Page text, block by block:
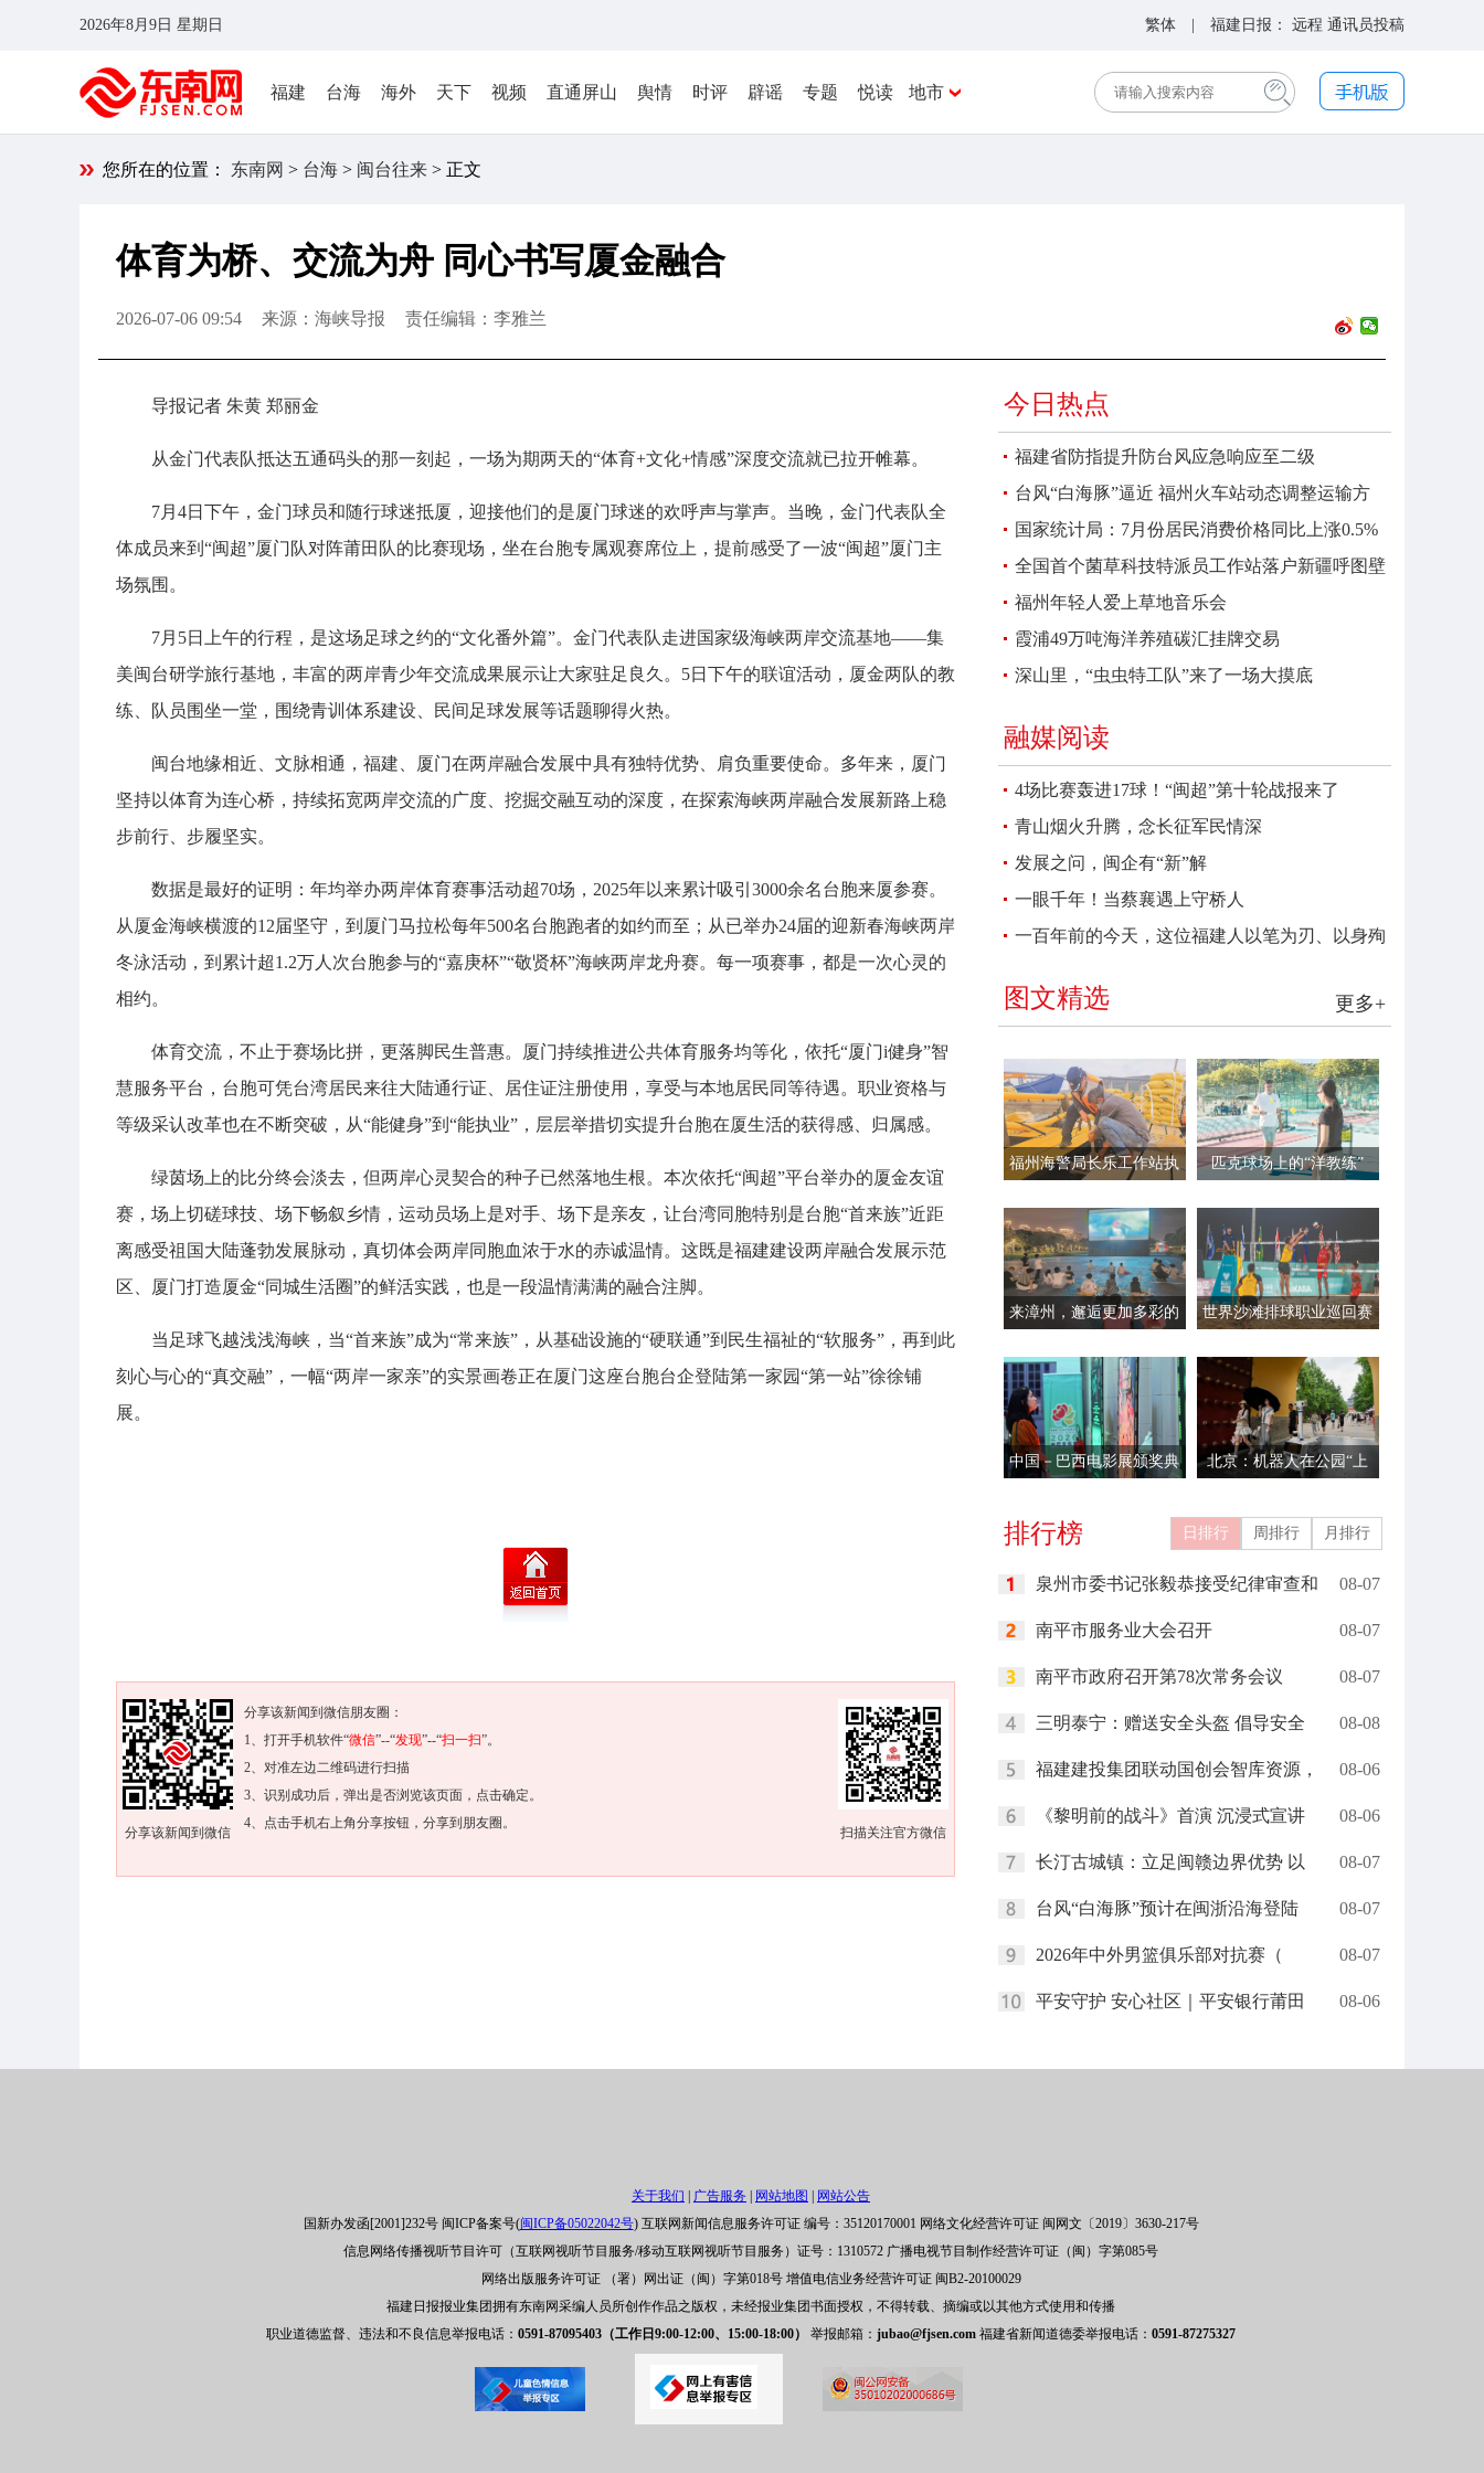
2026年8月9日 星期日 繁体 | 福建日报： 远程 通讯员投稿
福建 台海 海外 天下 视频 直通屏山 舆情 时评 辟谣 专题 悦读 地市
您所在的位置： 东南网 > 台海 > 闽台往来 > 正文
体育为桥、交流为舟 同心书写厦金融合
2026-07-06 09:54 来源：海峡导报 责任编辑：李雅兰
导报记者 朱黄 郑丽金
从金门代表队抵达五通码头的那一刻起，一场为期两天的“体育+文化+情感”深度交流就已拉开帷幕。
7月4日下午，金门球员和随行球迷抵厦，迎接他们的是厦门球迷的欢呼声与掌声。当晚，金门代表队全
体成员来到“闽超”厦门队对阵莆田队的比赛现场，坐在台胞专属观赛席位上，提前感受了一波“闽超”厦门主
场氛围。
7月5日上午的行程，是这场足球之约的“文化番外篇”。金门代表队走进国家级海峡两岸交流基地——集
美闽台研学旅行基地，丰富的两岸青少年交流成果展示让大家驻足良久。5日下午的联谊活动，厦金两队的教
练、队员围坐一堂，围绕青训体系建设、民间足球发展等话题聊得火热。
闽台地缘相近、文脉相通，福建、厦门在两岸融合发展中具有独特优势、肩负重要使命。多年来，厦门
坚持以体育为连心桥，持续拓宽两岸交流的广度、挖掘交融互动的深度，在探索海峡两岸融合发展新路上稳
步前行、步履坚实。
数据是最好的证明：年均举办两岸体育赛事活动超70场，2025年以来累计吸引3000余名台胞来厦参赛。
从厦金海峡横渡的12届坚守，到厦门马拉松每年500名台胞跑者的如约而至；从已举办24届的迎新春海峡两岸
冬泳活动，到累计超1.2万人次台胞参与的“嘉庚杯”“敬贤杯”海峡两岸龙舟赛。每一项赛事，都是一次心灵的
相约。
体育交流，不止于赛场比拼，更落脚民生普惠。厦门持续推进公共体育服务均等化，依托“厦门i健身”智
慧服务平台，台胞可凭台湾居民来往大陆通行证、居住证注册使用，享受与本地居民同等待遇。职业资格与
等级采认改革也在不断突破，从“能健身”到“能执业”，层层举措切实提升台胞在厦生活的获得感、归属感。
绿茵场上的比分终会淡去，但两岸心灵契合的种子已然落地生根。本次依托“闽超”平台举办的厦金友谊
赛，场上切磋球技、场下畅叙乡情，运动员场上是对手、场下是亲友，让台湾同胞特别是台胞“首来族”近距
离感受祖国大陆蓬勃发展脉动，真切体会两岸同胞血浓于水的赤诚温情。这既是福建建设两岸融合发展示范
区、厦门打造厦金“同城生活圈”的鲜活实践，也是一段温情满满的融合注脚。
当足球飞越浅浅海峡，当“首来族”成为“常来族”，从基础设施的“硬联通”到民生福祉的“软服务”，再到此
刻心与心的“真交融”，一幅“两岸一家亲”的实景画卷正在厦门这座台胞台企登陆第一家园“第一站”徐徐铺
展。
扫描关注官方微信
分享该新闻到微信
分享该新闻到微信朋友圈：
1、打开手机软件“微信”--“发现”--“扫一扫”。
2、对准左边二维码进行扫描
3、识别成功后，弹出是否浏览该页面，点击确定。
4、点击手机右上角分享按钮，分享到朋友圈。
今日热点
福建省防指提升防台风应急响应至二级
台风“白海豚”逼近 福州火车站动态调整运输方
案
国家统计局：7月份居民消费价格同比上涨0.5%
全国首个菌草科技特派员工作站落户新疆呼图壁
福州年轻人爱上草地音乐会
霞浦49万吨海洋养殖碳汇挂牌交易
深山里，“虫虫特工队”来了一场大摸底
融媒阅读
4场比赛轰进17球！“闽超”第十轮战报来了
青山烟火升腾，念长征军民情深
发展之问，闽企有“新”解
一眼千年！当蔡襄遇上守桥人
一百年前的今天，这位福建人以笔为刃、以身殉
更多+
图文精选
福州海警局长乐工作站执
匹克球场上的“洋教练”
来漳州，邂逅更加多彩的
世界沙滩排球职业巡回赛
中国－巴西电影展颁奖典
北京：机器人在公园“上
排行榜 日排行 周排行 月排行
泉州市委书记张毅恭接受纪律审查和 08-07
南平市服务业大会召开 08-07
南平市政府召开第78次常务会议 08-07
三明泰宁：赠送安全头盔 倡导安全 08-08
福建建投集团联动国创会智库资源， 08-06
《黎明前的战斗》首演 沉浸式宣讲 08-06
长汀古城镇：立足闽赣边界优势 以 08-07
台风“白海豚”预计在闽浙沿海登陆 08-07
2026年中外男篮俱乐部对抗赛（ 08-07
平安守护 安心社区｜平安银行莆田 08-06